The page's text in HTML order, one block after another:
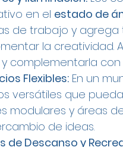
en el estado de
de trabajo y
la creatividad.
complementarla
Flexibles: En un
versátiles que
modulares y áreas
de ideas.
de Descanso y